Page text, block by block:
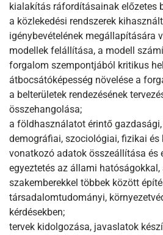
kialakítás ráfordításainak előzetes
a közlekedési rendszerek
igénybevételének megállapítására
modellek felállítása, a modell
forgalom szempontjából kritikus
átbocsátóképesség növelése a
a belterületek rendezésének
összehangolása;
a földhasználatot érintő
demográfiai, szociológiai, fizikai és
vonatkozó adatok összeállítása és
egyeztetés az állami hatóságokkal,
szakemberekkel többek között
társadalomtudományi,
kérdésekben;
tervek kidolgozása, javaslatok